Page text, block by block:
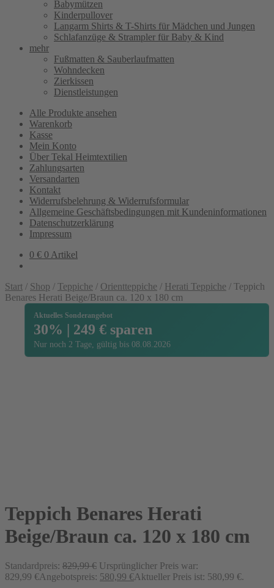
Babymützen
Kinderpullover
Langarm Shirts & T-Shirts für Mädchen und Jungen
Schlafanzüge & Strampler für Baby & Kind
mehr
Fußmatten & Sauberlaufmatten
Wohndecken
Zierkissen
Dienstleistungen
Alle Produkte ansehen
Warenkorb
Kasse
Mein Konto
Über Tekal Heimtextilien
Zahlungsarten
Versandarten
Kontakt
Widerrufsbelehrung & Widerrufsformular
Allgemeine Geschäftsbedingungen mit Kundeninformationen
Datenschutzerklärung
Impressum
0 € 0 Artikel
Start / Shop / Teppiche / Orientteppiche / Herati Teppiche / Teppich
Benares Herati Beige/Braun ca. 120 x 180 cm
Aktuelles Sonderangebot
30% | 249 € sparen
Nur noch 2 Tage, gültig bis 08.08.2026
Teppich Benares Herati
Beige/Braun ca. 120 x 180 cm
Standardpreis: 829,99€ Ursprünglicher Preis war:
829,99 €Angebotspreis: 580,99 €Aktueller Preis ist: 580,99 €.